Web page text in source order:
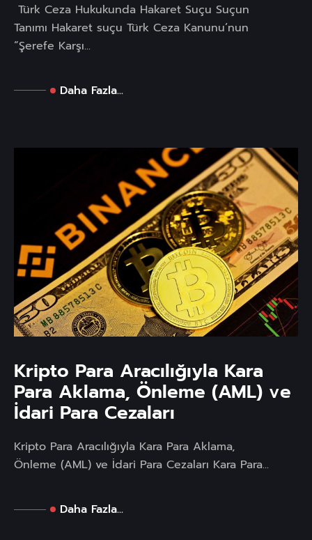
Türk Ceza Hukukunda Hakaret Suçu Suçun
Tanımı Hakaret suçu Türk Ceza Kanunu’nun
“Şerefe Karşı...
Daha Fazla...
Kripto Para Aracılığıyla Kara
Para Aklama, Önleme (AML) ve
İdari Para Cezaları
Kripto Para Aracılığıyla Kara Para Aklama,
Önleme (AML) ve İdari Para Cezaları Kara Para...
Daha Fazla...